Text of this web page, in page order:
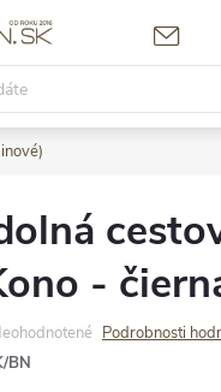
-
Podrobnosti
BN